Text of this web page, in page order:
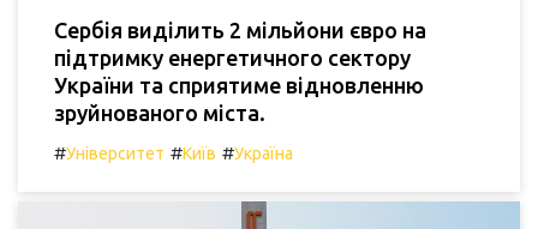
Сербія виділить 2 мільйони євро на
підтримку енергетичного сектору
України та сприятиме відновленню
зруйнованого міста.
#Університет #Київ #Україна